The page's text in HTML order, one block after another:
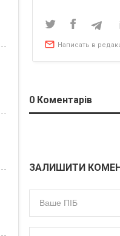
Написать в
0 Коментарів
ЗАЛИШИТИ